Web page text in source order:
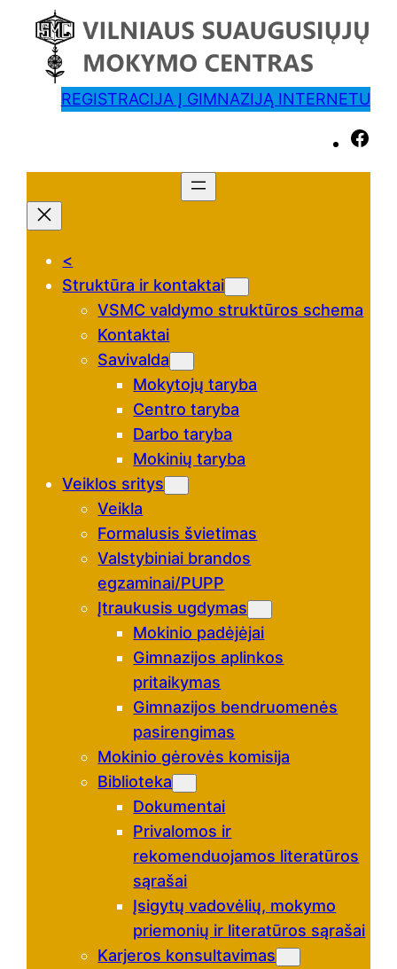
REGISTRACIJA Į GIMNAZIJĄ INTERNETU
<
Struktūra ir kontaktai
VSMC valdymo struktūros schema
Kontaktai
Savivalda
Mokytojų taryba
Centro taryba
Darbo taryba
Mokinių taryba
Veiklos sritys
Veikla
Formalusis švietimas
Valstybiniai brandos
egzaminai/PUPP
Įtraukusis ugdymas
Mokinio padėjėjai
Gimnazijos aplinkos
pritaikymas
Gimnazijos bendruomenės
pasirengimas
Mokinio gėrovės komisija
Biblioteka
Dokumentai
Privalomos ir
rekomenduojamos literatūros
sąrašai
Įsigytų vadovėlių, mokymo
priemonių ir literatūros sąrašai
Karjeros konsultavimas